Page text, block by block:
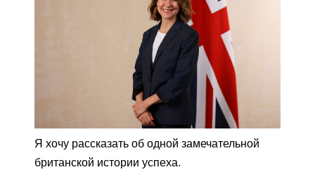
Я хочу рассказать об одной замечательной
британской истории успеха.